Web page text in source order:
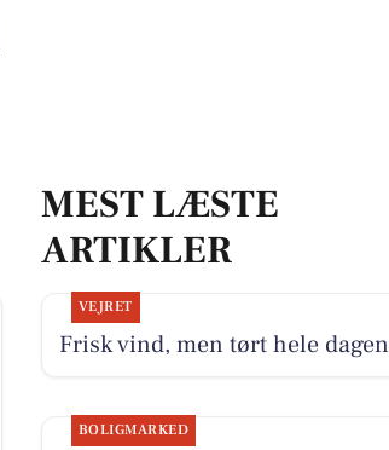
MEST LÆSTE
ARTIKLER
VEJRET
Frisk vind, men tørt hele dagen
BOLIGMARKED